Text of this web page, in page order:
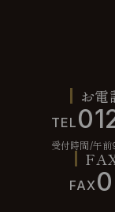
お電
TEL
受付時間/午
FAX